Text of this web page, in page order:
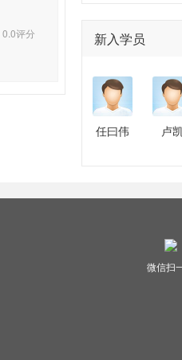
0.0评分 新入学员
任曰伟 卢
微信扫